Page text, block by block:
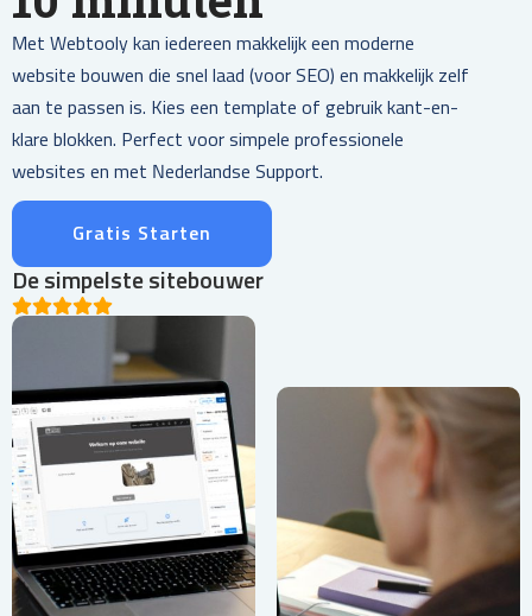
Met Webtooly kan iedereen makkelijk een moderne
website bouwen die snel laad (voor SEO) en makkelijk zelf
aan te passen is. Kies een template of gebruik kant-en-
klare blokken. Perfect voor simpele professionele
websites en met Nederlandse Support.
Gratis Starten
De simpelste sitebouwer